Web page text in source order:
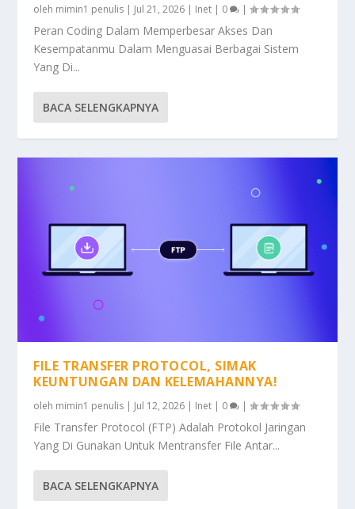
oleh mimin1 penulis | Jul 21, 2026 | Inet | 0 |
Peran Coding Dalam Memperbesar Akses Dan
Kesempatanmu Dalam Menguasai Berbagai Sistem
Yang Di...
BACA SELENGKAPNYA
FILE TRANSFER PROTOCOL, SIMAK
KEUNTUNGAN DAN KELEMAHANNYA!
oleh mimin1 penulis | Jul 12, 2026 | Inet | 0 |
File Transfer Protocol (FTP) Adalah Protokol Jaringan
Yang Di Gunakan Untuk Mentransfer File Antar...
BACA SELENGKAPNYA